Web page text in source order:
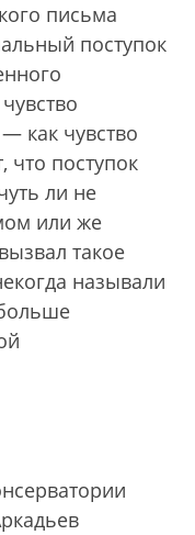
письма
поступок
как чувство
поступок
ли не
или же
такое
называли